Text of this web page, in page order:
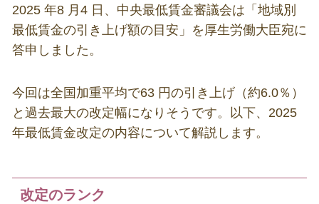
2025 年8 月4 日、中央最低賃金審議会は「地域別
最低賃金の引き上げ額の目安」を厚生労働大臣宛に
答申しました。
今回は全国加重平均で63 円の引き上げ（約6.0％）
と過去最大の改定幅になりそうです。以下、2025
年最低賃金改定の内容について解説します。
改定のランク